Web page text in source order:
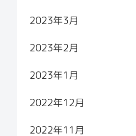
2023年3月
2023年2月
2023年1月
2022年12月
2022年11月